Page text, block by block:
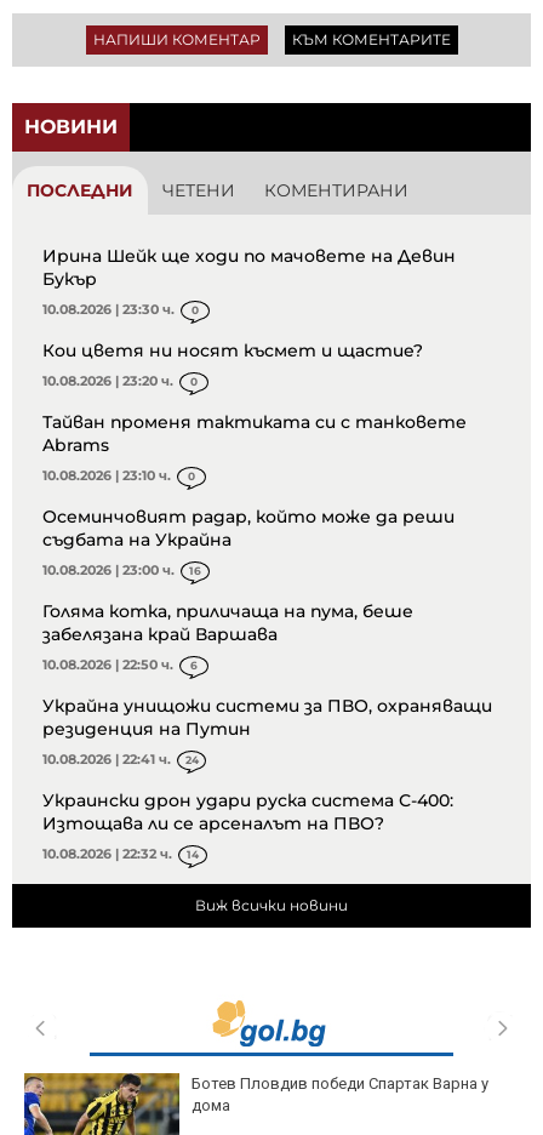
НАПИШИ КОМЕНТАР КЪМ КОМЕНТАРИТЕ
НОВИНИ
ПОСЛЕДНИ ЧЕТЕНИ КОМЕНТИРАНИ
Ирина Шейк ще ходи по мачовете на Девин
Букър
10.08.2026 | 23:30 ч. 0
Кои цветя ни носят късмет и щастие?
10.08.2026 | 23:20 ч. 0
Тайван променя тактиката си с танковете
Abrams
10.08.2026 | 23:10 ч. 0
Осеминчовият радар, който може да реши
съдбата на Украйна
10.08.2026 | 23:00 ч. 16
Голяма котка, приличаща на пума, беше
забелязана край Варшава
10.08.2026 | 22:50 ч. 6
Украйна унищожи системи за ПВО, охраняващи
резиденция на Путин
10.08.2026 | 22:41 ч. 24
Украински дрон удари руска система С-400:
Изтощава ли се арсеналът на ПВО?
10.08.2026 | 22:32 ч. 14
Виж всички новини
Ботев Пловдив победи Спартак Варна у
дома